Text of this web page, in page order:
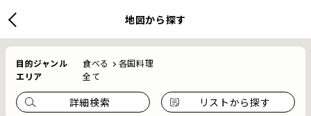
地図から探す
目的ジャンル 食べる
各国料理
エリア
全て
詳細検索 リストから探す